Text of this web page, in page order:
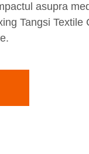
asupra
Tangsi